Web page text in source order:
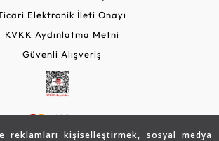
reklamları kişiselleştirmek, sosyal medya
Elektronik İleti Onayı
KVKK Aydınlatma Metni
Güvenli Alışveriş